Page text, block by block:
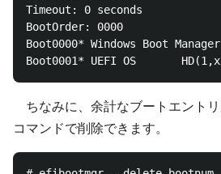
Timeout: 0 seconds
BootOrder: 0000
Boot0000* Windows Boot
ちなみに、余計なブートエント
コマンドで削除できます。